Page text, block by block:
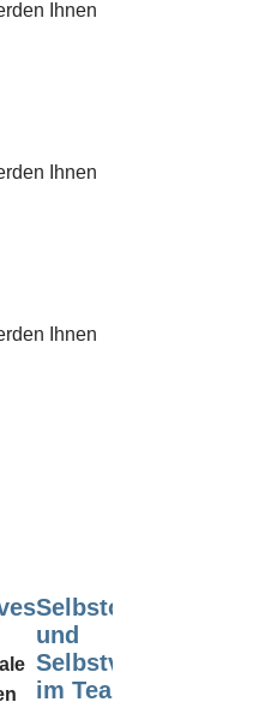
Ihnen
Ihnen
Ihnen
Selbstorganisation
und
im Team